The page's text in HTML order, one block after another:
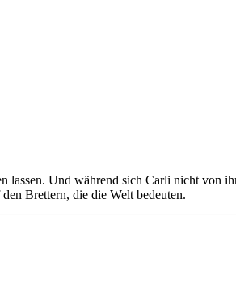
lassen. Und während sich Carli nicht von
Brettern, die die Welt bedeuten.